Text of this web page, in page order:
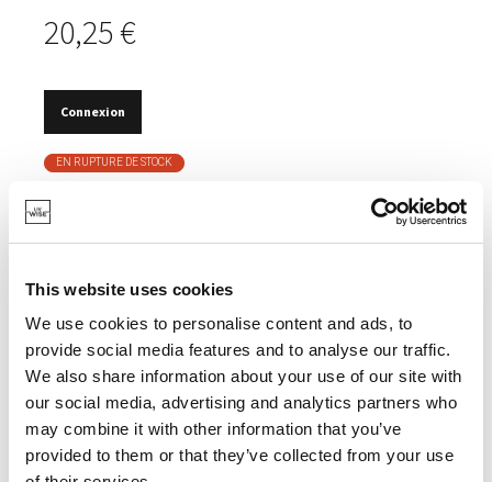
This website uses cookies
We use cookies to personalise content and ads, to
provide social media features and to analyse our traffic.
We also share information about your use of our site with
our social media, advertising and analytics partners who
may combine it with other information that you’ve
provided to them or that they’ve collected from your use
20,25 €
Connexion
EN RUPTURE DE STOCK
FABRIQUÉ EN BAMBOU, UNE RESSOURCE NATURELLE
SPÉCIFICATIONS